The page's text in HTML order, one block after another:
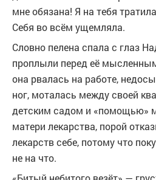
мне обязана! Я на тебя
Себя во всём ущемляла.
Словно пелена спала с глаз
проплыли перед её
она рвалась на работе,
ног, моталась между своей
детским садом и «помощью»
матери лекарства, порой
лекарств себе, потому что
не на что.